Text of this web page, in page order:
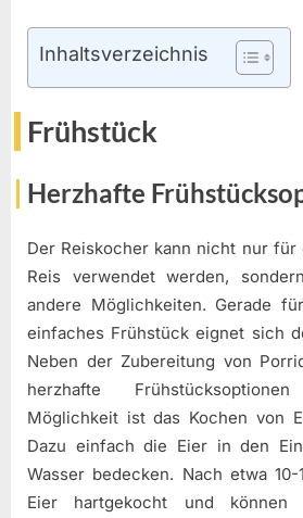
Inhaltsverzeichnis
Frühstück
Herzhafte
Der Reiskocher kann nicht nur für
Reis verwendet werden,
andere Möglichkeiten. Gerade
einfaches Frühstück eignet sich
Neben der Zubereitung von
herzhafte
Möglichkeit ist das Kochen von
Dazu einfach die Eier in den
Wasser bedecken. Nach etwa
Eier hartgekocht und